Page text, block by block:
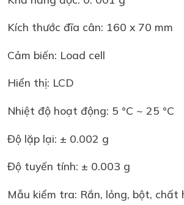
Kích thước đĩa cân: 160 x 70 mm
Cảm biến: Load cell
Hiển thị: LCD
Nhiệt độ hoạt động: 5 °C ~ 25 °C
Độ lặp lại: ± 0.002 g
Độ tuyến tính: ± 0.003 g
Mẫu kiểm tra: Rắn, lỏng, bột, chất